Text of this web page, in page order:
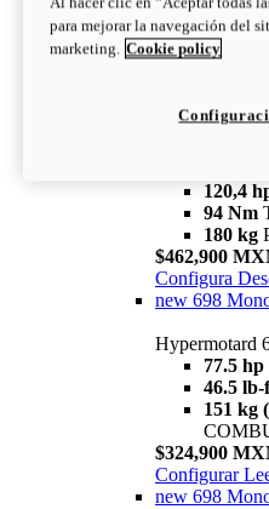
94 Nm
180 kg
newV2 SP
120,4
94 Nm
180 kg
$462,900
Configura
new 698
Hypermotard
77.5 hp
46.5
151 kg
$324,900
Configurar
new 698
para mejorar la navegación del
marketing. Cookie policy